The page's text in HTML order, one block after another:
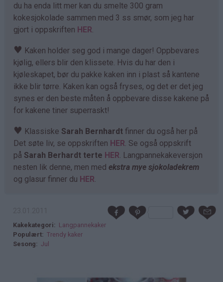
du ha enda litt mer kan du smelte 300 gram
kokesjokolade sammen med 3 ss smør, som jeg har
gjort i oppskriften HER
♥ Kaken holder seg god i mange dager! Oppbevares
kjølig, ellers blir den klissete. Hvis du har den i
kjøleskapet, bør du pakke kaken inn i plast så kantene
ikke blir tørre. Kaken kan også fryses, og det er det jeg
synes er den beste måten å oppbevare disse kakene på
for kakene tiner superraskt!
♥ Klassiske Sarah Bernhardt finner du også her på
Det søte liv, se oppskriften HER . Se også oppskrift
på Sarah Berhardt terte HER . Langpannekakeversjon
nesten lik denne, men med ekstra mye sjokoladekrem
og glasur finner du HER
Kakekategori
Langpannekaker
Populært
Trendy kaker
Sesong
Jul